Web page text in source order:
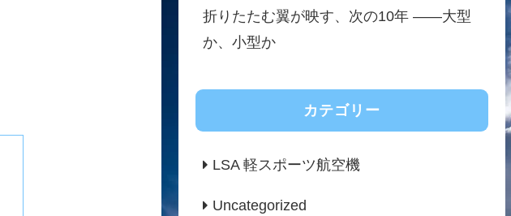
折りたたむ翼が映す、次の10年 ——大型
か、小型か
カテゴリー
LSA 軽スポーツ航空機
Uncategorized